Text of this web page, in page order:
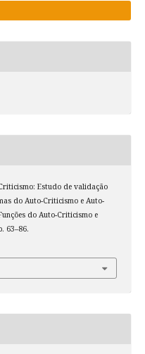
Estudo de validação
do Auto-Criticismo e Auto-
do Auto-Criticismo e
63–86.